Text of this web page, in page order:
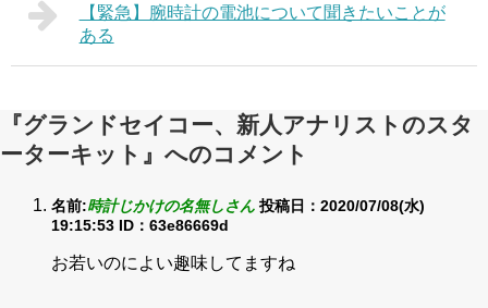
【緊急】腕時計の電池について聞きたいことが
ある
『グランドセイコー、新人アナリストのスタ
ーターキット』へのコメント
名前:時計じかけの名無しさん 投稿日：2020/07/08(水)
19:15:53 ID：63e86669d
お若いのによい趣味してますね